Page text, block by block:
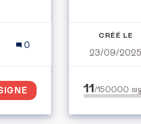
DE RECETTES À PORTÉE DE
0
CRÉÉ LE
23/09/2025
11/150000